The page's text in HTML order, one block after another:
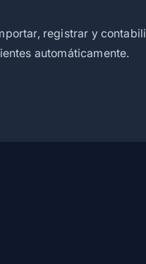
registrar y
automáticamente.